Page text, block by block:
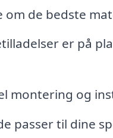
om de bedste
er på
montering og
passer til dine